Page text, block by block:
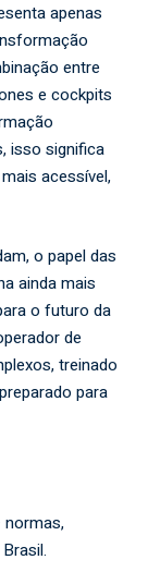
apenas
entre
e cockpits
isso significa
acessível,
o papel das
ainda mais
o futuro da
de
treinado
para